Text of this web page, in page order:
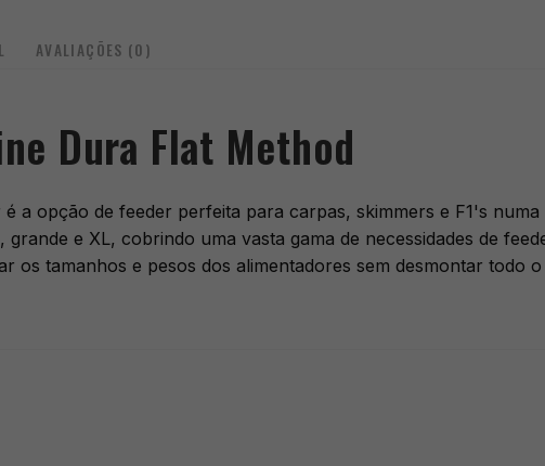
AVALIAÇÕES (0)
Dura Flat Method
a opção de feeder perfeita para carpas, skimmers e F1's
e XL, cobrindo uma vasta gama de necessidades de
os tamanhos e pesos dos alimentadores sem desmontar todo